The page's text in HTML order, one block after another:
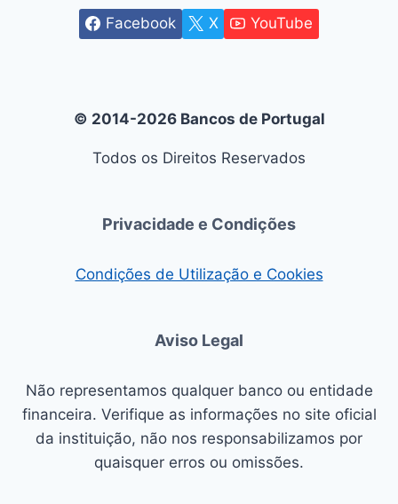
Facebook X YouTube
© 2014-2026 Bancos de Portugal
Todos os Direitos Reservados
Privacidade e Condições
Condições de Utilização e Cookies
Aviso Legal
Não representamos qualquer banco ou entidade
financeira. Verifique as informações no site oficial
da instituição, não nos responsabilizamos por
quaisquer erros ou omissões.